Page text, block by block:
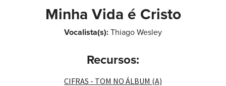
audio
Minha Vida é Cristo
Vocalista(s):Thiago Wesley
Recursos:
CIFRAS - TOM NO ÁLBUM (A)